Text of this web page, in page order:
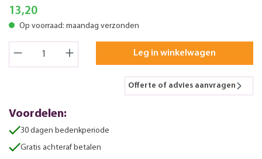
13,20
Op voorraad: maandag verzonden
Leg in winkelwagen
Offerte of advies aanvragen
Voordelen:
30 dagen bedenkperiode
Gratis achteraf betalen